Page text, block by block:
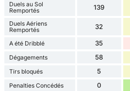
Duels au Sol
Remportés
139
Duels Aériens
Remportés
32
A été Dribblé 35
Dégagements 58
Tirs bloqués 5
Penalties Concédés 0